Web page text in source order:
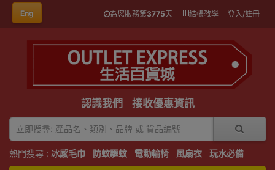
Eng 為您服務第3775天 結帳教學 登入/註冊
認識我們 接收優惠資訊
熱門搜尋 : 冰感毛巾 防蚊驅蚊 電動輪椅 風扇衣 玩水必備